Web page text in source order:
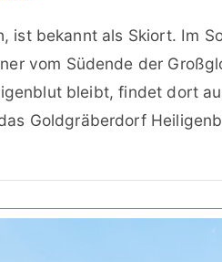
ist bekannt als Skiort. Im
vom Südende der
bleibt, findet dort
Goldgräberdorf